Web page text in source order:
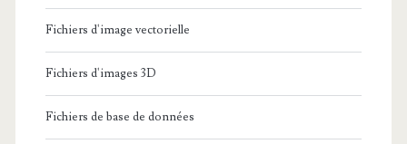
Fichiers d'image vectorielle
Fichiers d'images 3D
Fichiers de base de données